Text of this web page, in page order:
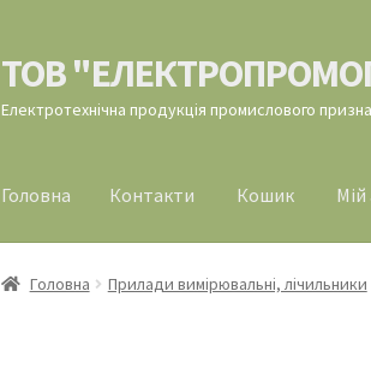
Перейти
до
навігації
Перейти
до
вмісту
ТОВ
Електротехнічна продукція промислового
Головна Контакти Кошик Мій
Головна Контакти Кошик Мій аккаунт
Головна Прилади вимірювальні, лічильники